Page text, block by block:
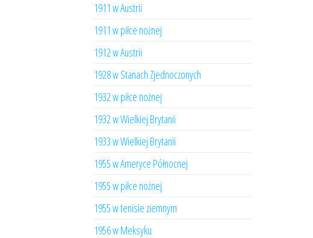
1911 w Austrii
1911 w piłce nożnej
1912 w Austrii
1928 w Stanach Zjednoczonych
1932 w piłce nożnej
1932 w Wielkiej Brytanii
1933 w Wielkiej Brytanii
1955 w Ameryce Północnej
1955 w piłce nożnej
1955 w tenisie ziemnym
1956 w Meksyku